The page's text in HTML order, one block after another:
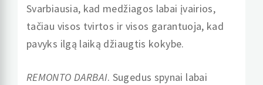
Svarbiausia, kad medžiagos labai įvairios,
tačiau visos tvirtos ir visos garantuoja, kad
pavyks ilgą laiką džiaugtis kokybe.
REMONTO DARBAI. Sugedus spynai labai